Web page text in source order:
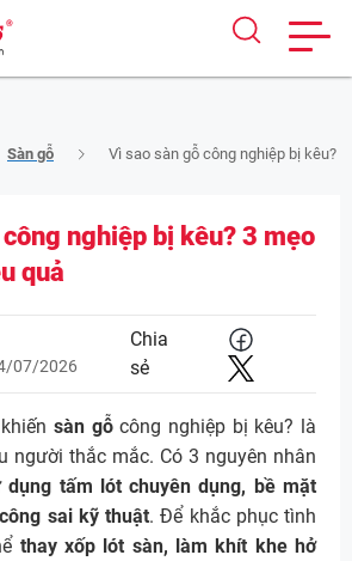
Sàn gỗ Vì sao sàn gỗ công nghiệp bị kêu?
nghiệp bị kêu? 3 mẹo
quả
07/2026
Chia
sẻ
sàn gỗcông nghiệp bị kêu? là
người thắc mắc. Có 3 nguyên nhân
dụng tấm lót chuyên dụng, bề mặt
sai kỹ thuật. Để khắc phục tình
thay xốp lót sàn, làm khít khe hở